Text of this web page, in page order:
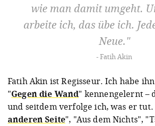
wie man damit umgeht.
arbeite ich, das übe ich.
Neue.
Fatih Akin
Fatih Akin ist Regisseur. Ich habe
"Gegen die Wand" kennengelernt –
und seitdem verfolge ich, was er
anderen Seite", "Aus dem Nichts",